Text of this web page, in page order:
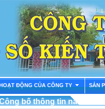
ĐỘNG CỦA CÔNG TY SẢN
bố thông tin năm 2024